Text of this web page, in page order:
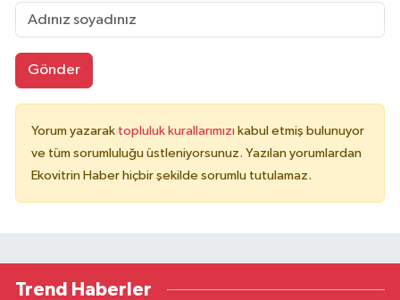
Gönder
Yorum yazarak topluluk kurallarımızı kabul etmiş bulunuyor
ve tüm sorumluluğu üstleniyorsunuz. Yazılan yorumlardan
Ekovitrin Haber hiçbir şekilde sorumlu tutulamaz.
Trend Haberler